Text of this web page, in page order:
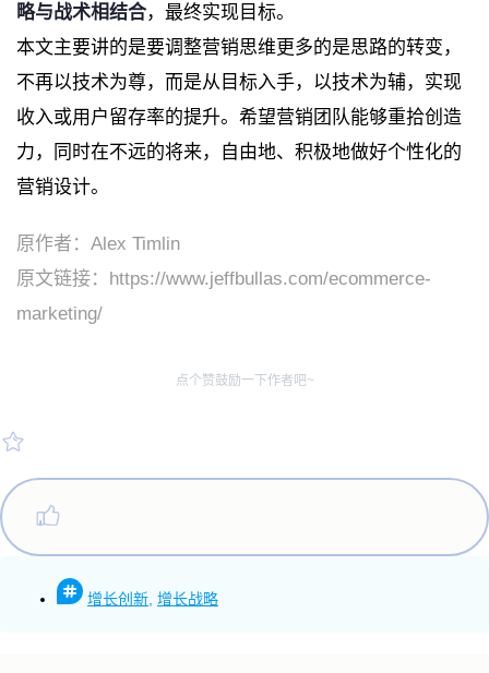
略与战术相结合，最终实现目标。
本文主要讲的是要调整营销思维更多的是思路的转变，
不再以技术为尊，而是从目标入手，以技术为辅，实现
收入或用户留存率的提升。希望营销团队能够重拾创造
力，同时在不远的将来，自由地、积极地做好个性化的
营销设计。
原作者：Alex Timlin
原文链接： https://www.jeffbullas.com/ecommerce-
marketing/
点个赞鼓励一下作者吧~
增长创新 增长战略